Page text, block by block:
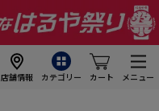
店舗情報 カテゴリー カート メニュー